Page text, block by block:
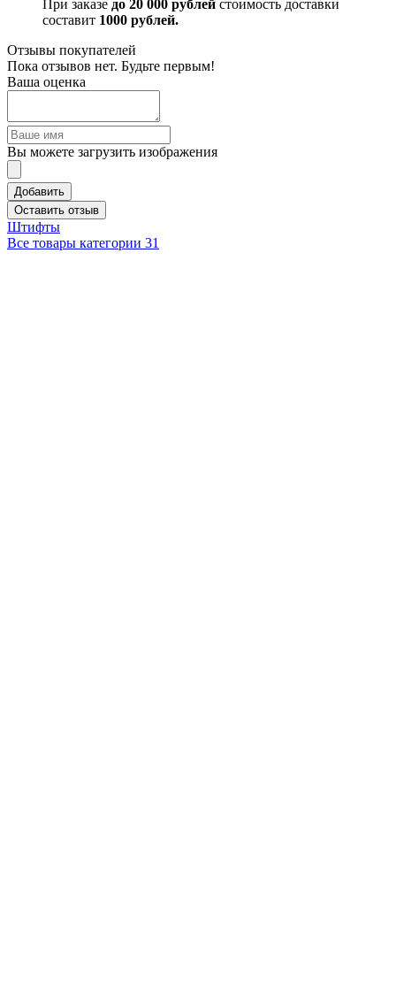
При заказе до 20 000 рублей стоимость доставки
составит 1000 рублей.
Отзывы покупателей
Пока отзывов нет. Будьте первым!
Ваша оценка
Вы можете загрузить изображения
Добавить
Оставить отзыв
Штифты
Все товары категории 31